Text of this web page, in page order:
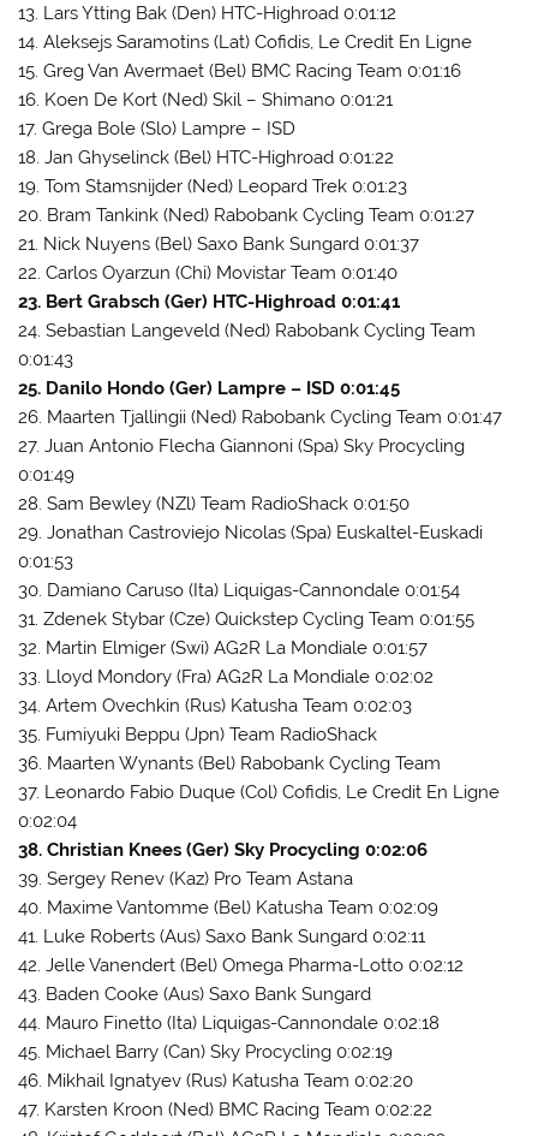
13. Lars Ytting Bak (Den) HTC-Highroad 0:01:12
14. Aleksejs Saramotins (Lat) Cofidis, Le Credit En Ligne
15. Greg Van Avermaet (Bel) BMC Racing Team 0:01:16
16. Koen De Kort (Ned) Skil – Shimano 0:01:21
17. Grega Bole (Slo) Lampre – ISD
18. Jan Ghyselinck (Bel) HTC-Highroad 0:01:22
19. Tom Stamsnijder (Ned) Leopard Trek 0:01:23
20. Bram Tankink (Ned) Rabobank Cycling Team 0:01:27
21. Nick Nuyens (Bel) Saxo Bank Sungard 0:01:37
22. Carlos Oyarzun (Chi) Movistar Team 0:01:40
23. Bert Grabsch (Ger) HTC-Highroad 0:01:41
24. Sebastian Langeveld (Ned) Rabobank Cycling Team
0:01:43
25. Danilo Hondo (Ger) Lampre – ISD 0:01:45
26. Maarten Tjallingii (Ned) Rabobank Cycling Team 0:01:47
27. Juan Antonio Flecha Giannoni (Spa) Sky Procycling
0:01:49
28. Sam Bewley (NZl) Team RadioShack 0:01:50
29. Jonathan Castroviejo Nicolas (Spa) Euskaltel-Euskadi
0:01:53
30. Damiano Caruso (Ita) Liquigas-Cannondale 0:01:54
31. Zdenek Stybar (Cze) Quickstep Cycling Team 0:01:55
32. Martin Elmiger (Swi) AG2R La Mondiale 0:01:57
33. Lloyd Mondory (Fra) AG2R La Mondiale 0:02:02
34. Artem Ovechkin (Rus) Katusha Team 0:02:03
35. Fumiyuki Beppu (Jpn) Team RadioShack
36. Maarten Wynants (Bel) Rabobank Cycling Team
37. Leonardo Fabio Duque (Col) Cofidis, Le Credit En Ligne
0:02:04
38. Christian Knees (Ger) Sky Procycling 0:02:06
39. Sergey Renev (Kaz) Pro Team Astana
40. Maxime Vantomme (Bel) Katusha Team 0:02:09
41. Luke Roberts (Aus) Saxo Bank Sungard 0:02:11
42. Jelle Vanendert (Bel) Omega Pharma-Lotto 0:02:12
43. Baden Cooke (Aus) Saxo Bank Sungard
44. Mauro Finetto (Ita) Liquigas-Cannondale 0:02:18
45. Michael Barry (Can) Sky Procycling 0:02:19
46. Mikhail Ignatyev (Rus) Katusha Team 0:02:20
47. Karsten Kroon (Ned) BMC Racing Team 0:02:22